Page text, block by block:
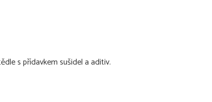
s přídavkem sušidel a aditiv.